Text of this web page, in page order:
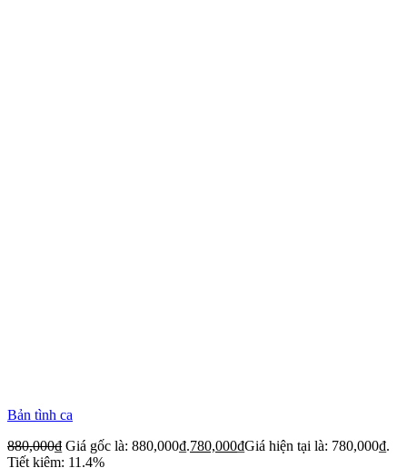
Bản tình ca
880,000₫ Giá gốc là: 880,000₫.780,000₫Giá hiện tại là: 780,000₫.
Tiết kiệm: 11.4%